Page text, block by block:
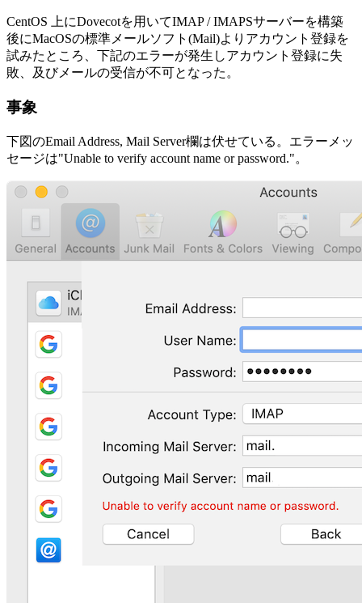
CentOS 上にDovecotを用いてIMAP / IMAPSサーバーを構築
後にMacOSの標準メールソフト(Mail)よりアカウント登録を
試みたところ、下記のエラーが発生しアカウント登録に失
敗、及びメールの受信が不可となった。
事象
下図のEmail Address, Mail Server欄は伏せている。エラーメッ
セージは"Unable to verify account name or password."。